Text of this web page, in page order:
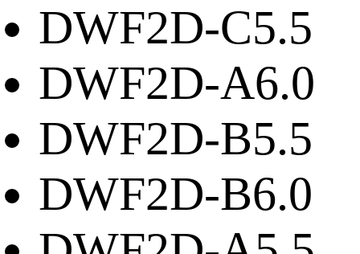
DWF2D-C5.5
DWF2D-A6.0
DWF2D-B5.5
DWF2D-B6.0